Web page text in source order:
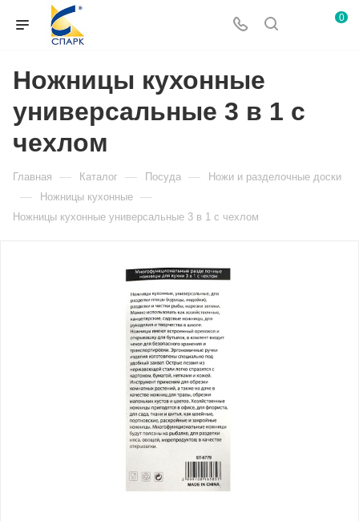
0
Ножницы кухонные
универсальные 3 в 1 с
чехлом
Главная — Каталог — Посуда — Ножи и разделочные доски
— Ножницы кухонные —
Ножницы кухонные универсальные 3 в 1 с чехлом